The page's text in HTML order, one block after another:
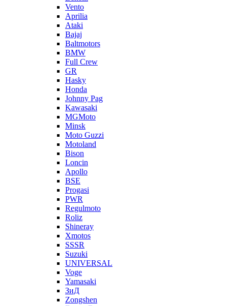
Vento
Aprilia
Ataki
Bajaj
Baltmotors
BMW
Full Crew
GR
Hasky
Honda
Johnny Pag
Kawasaki
MGMoto
Minsk
Moto Guzzi
Motoland
Bison
Loncin
Apollo
BSE
Progasi
PWR
Regulmoto
Roliz
Shineray
Xmotos
SSSR
Suzuki
UNIVERSAL
Voge
Yamasaki
ЗиД
Zongshen